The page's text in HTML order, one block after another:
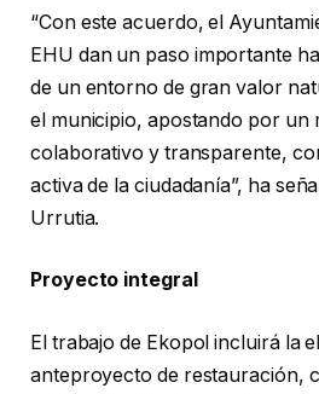
“Con este acuerdo, el
EHU dan un paso importante
de un entorno de gran valor
el municipio, apostando por un
colaborativo y transparente,
activa de la ciudadanía”, ha
Urrutia.
Proyecto integral
El trabajo de Ekopol incluirá la
anteproyecto de restauración,